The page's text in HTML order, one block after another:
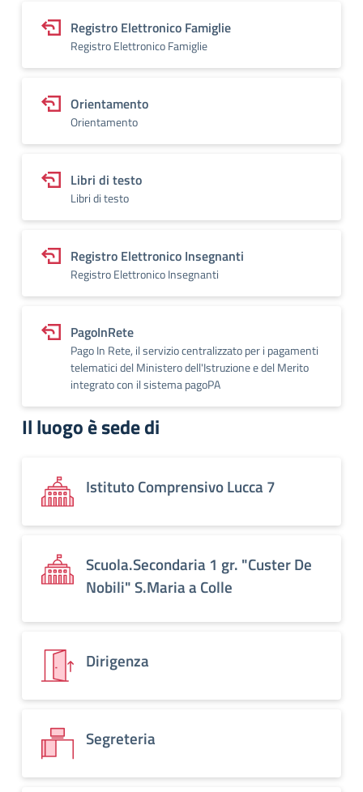
Registro Elettronico Famiglie
Registro Elettronico Famiglie
Orientamento
Orientamento
Libri di testo
Libri di testo
Registro Elettronico Insegnanti
Registro Elettronico Insegnanti
PagoInRete
Pago In Rete, il servizio centralizzato per i pagamenti
telematici del Ministero dell'Istruzione e del Merito
integrato con il sistema pagoPA
Il luogo è sede di
Istituto Comprensivo Lucca 7
Scuola.Secondaria 1 gr. "Custer De
Nobili" S.Maria a Colle
Dirigenza
Segreteria